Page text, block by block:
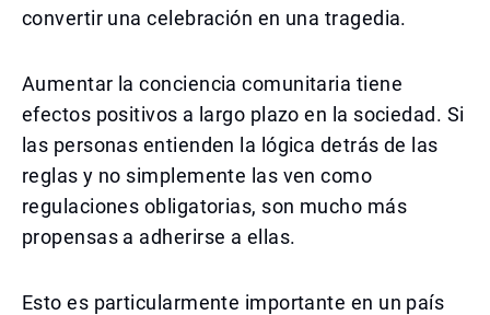
convertir una celebración en una tragedia.
Aumentar la conciencia comunitaria tiene
efectos positivos a largo plazo en la sociedad. Si
las personas entienden la lógica detrás de las
reglas y no simplemente las ven como
regulaciones obligatorias, son mucho más
propensas a adherirse a ellas.
Esto es particularmente importante en un país